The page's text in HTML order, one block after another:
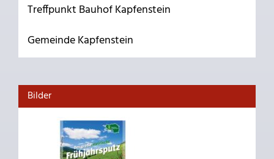
Treffpunkt Bauhof Kapfenstein
Gemeinde Kapfenstein
Bilder